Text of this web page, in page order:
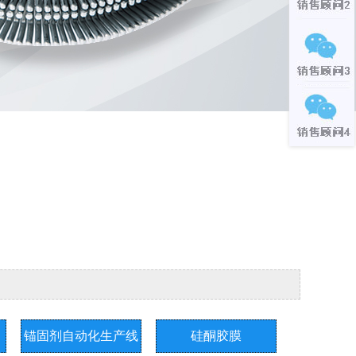
锚固剂自动化生产线 硅酮胶膜